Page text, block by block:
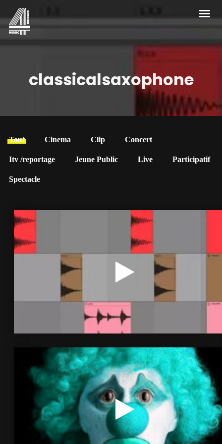
classicalsaxophone
Tout Cinema Clip Concert
Itv /reportage Jeune Public Live Participatif
Spectacle